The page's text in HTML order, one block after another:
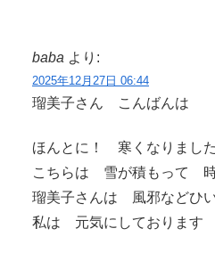
baba より:
2025年12月27日 06:44
瑠美子さん こんばんは
ほんとに！ 寒くなりました
こちらは 雪が積もって 時
瑠美子さんは 風邪などひ
私は 元気にしております